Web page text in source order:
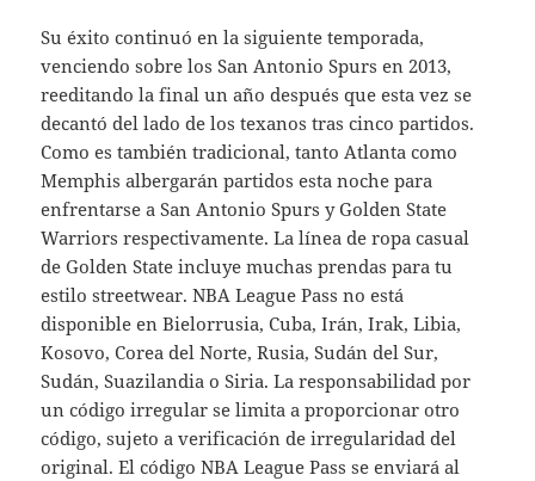
Su éxito continuó en la siguiente temporada,
venciendo sobre los San Antonio Spurs en 2013,
reeditando la final un año después que esta vez se
decantó del lado de los texanos tras cinco partidos.
Como es también tradicional, tanto Atlanta como
Memphis albergarán partidos esta noche para
enfrentarse a San Antonio Spurs y Golden State
Warriors respectivamente. La línea de ropa casual
de Golden State incluye muchas prendas para tu
estilo streetwear. NBA League Pass no está
disponible en Bielorrusia, Cuba, Irán, Irak, Libia,
Kosovo, Corea del Norte, Rusia, Sudán del Sur,
Sudán, Suazilandia o Siria. La responsabilidad por
un código irregular se limita a proporcionar otro
código, sujeto a verificación de irregularidad del
original. El código NBA League Pass se enviará al